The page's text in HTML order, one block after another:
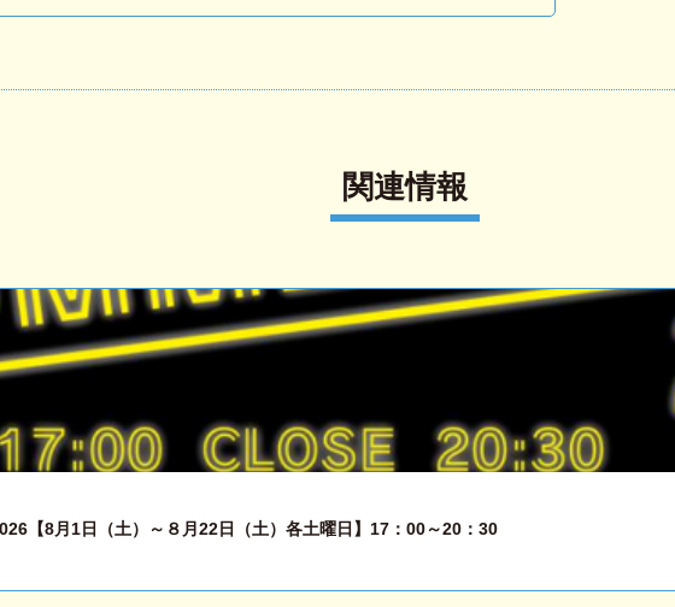
関連情報
【8月1日（土）～８月22日（土）各土曜日】17：00～20：30